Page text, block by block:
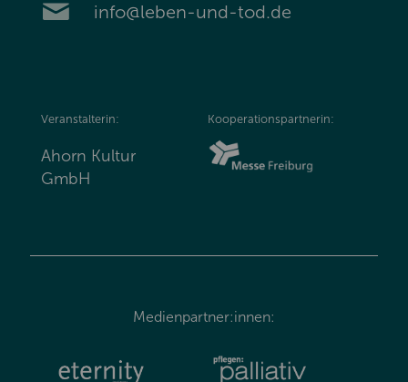
info@leben-und-tod.de
Veranstalterin:
Ahorn Kultur
GmbH
Kooperationspartnerin:
Medienpartner:innen: